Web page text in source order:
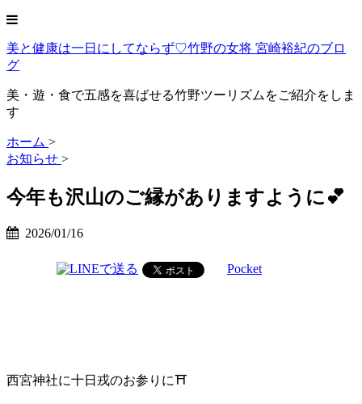
美と健康は一日にしてならず♡竹野の女将 宮崎裕紀のブロ
グ
美・遊・食で五感を喜ばせる竹野ツーリズムをご紹介をしま
す
ホーム >
お知らせ >
今年も沢山のご縁がありますように💕
2026/01/16
Pocket
西宮神社に十日戎のお参りに⛩️